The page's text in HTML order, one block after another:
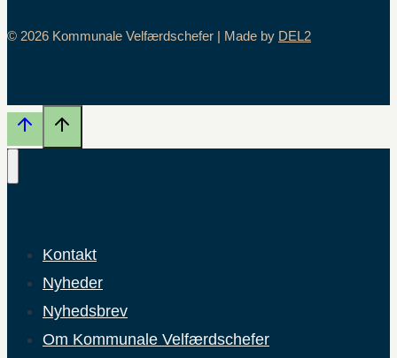
© 2026 Kommunale Velfærdschefer | Made by DEL2
Kontakt
Nyheder
Nyhedsbrev
Om Kommunale Velfærdschefer